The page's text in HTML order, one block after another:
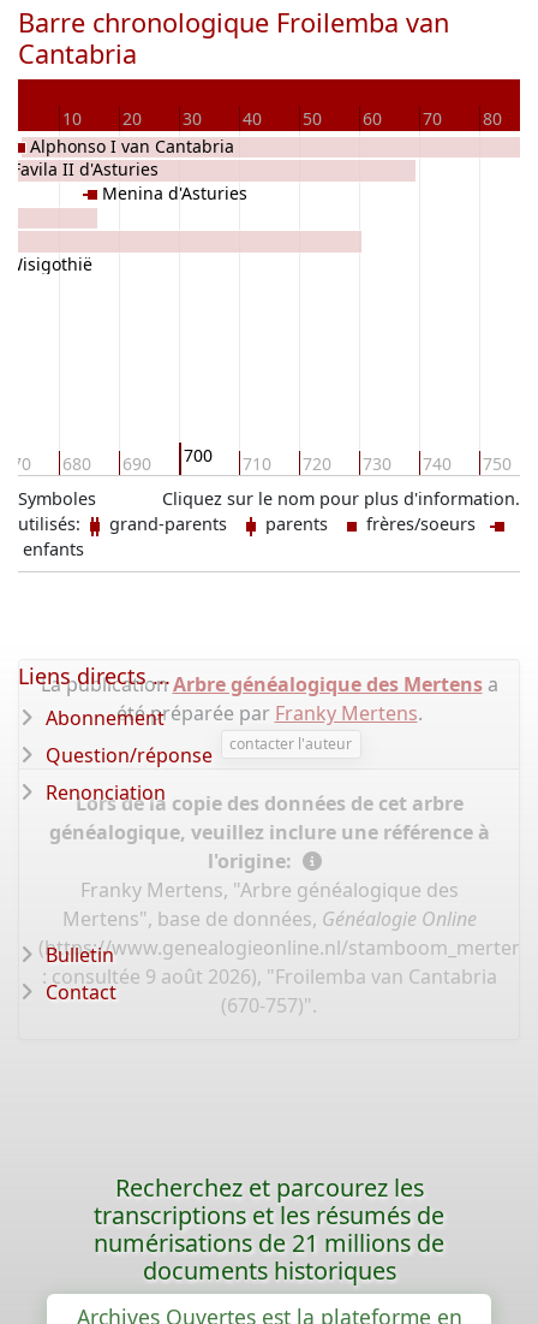
Barre chronologique Froilemba van
Cantabria
10 20 30 40 50 60 70 80
670 680 690 700 710 720 730 740 750
Wisigothië
Favila II d'Asturies
Alphonso I van Cantabria
Menina d'Asturies
Cliquez sur le nom pour plus d'information.
Symboles
utilisés:
grand-parents parents
frères/soeurs
enfants
La publicationArbre généalogique des Mertensa
été préparée par Franky Mertens.
contacter l'auteur
Lors de la copie des données de cet arbre
généalogique, veuillez inclure une référence à
l'origine:
Franky Mertens, "Arbre généalogique des
Mertens", base de données, Généalogie Online
(https://www.genealogieonline.nl/
: consultée 9 août 2026), "Froilemba van Cantabria
(670-757)".
Liens directs ...
Abonnement
Question/réponse
Renonciation
Bulletin
Contact
Recherchez et parcourez les
transcriptions et les résumés de
numérisations de 21 millions de
documents historiques
Archives Ouvertes est la plateforme en